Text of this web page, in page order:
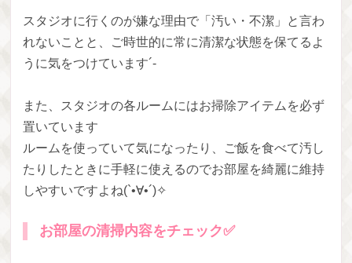
スタジオに行くのが嫌な理由で「汚い・不潔」と言わ
れないことと、ご時世的に常に清潔な状態を保てるよ
うに気をつけています´-
また、スタジオの各ルームにはお掃除アイテムを必ず
置いています
ルームを使っていて気になったり、ご飯を食べて汚し
たりしたときに手軽に使えるのでお部屋を綺麗に維持
しやすいですよね(`•∀•´)✧
お部屋の清掃内容をチェック✅